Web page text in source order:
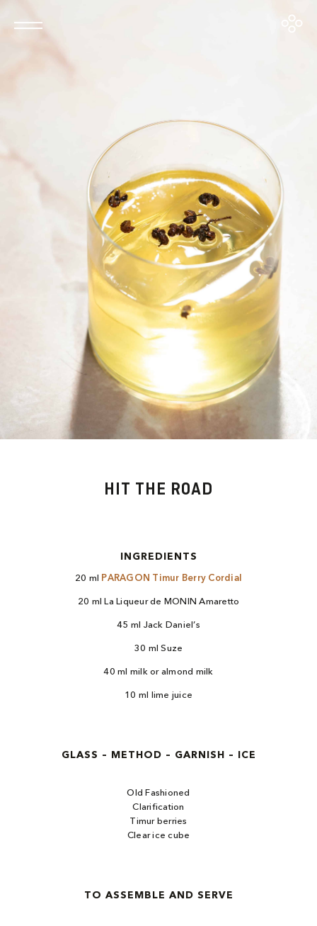
HIT THE ROAD
INGREDIENTS
20 ml PARAGON Timur Berry Cordial
20 ml La Liqueur de MONIN Amaretto
45 ml Jack Daniel’s
30 ml Suze
40 ml milk or almond milk
10 ml lime juice
GLASS – METHOD – GARNISH – ICE
Old Fashioned
Clarification
Timur berries
Clear ice cube
TO ASSEMBLE AND SERVE